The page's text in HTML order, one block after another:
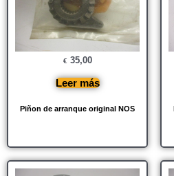
Piñon de arranque original NOS
€ 35,00
Leer más